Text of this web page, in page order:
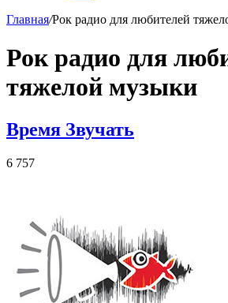
Главная/Рок радио для любителей
Рок радио для
тяжелой музыки
Время Звучать
6 757